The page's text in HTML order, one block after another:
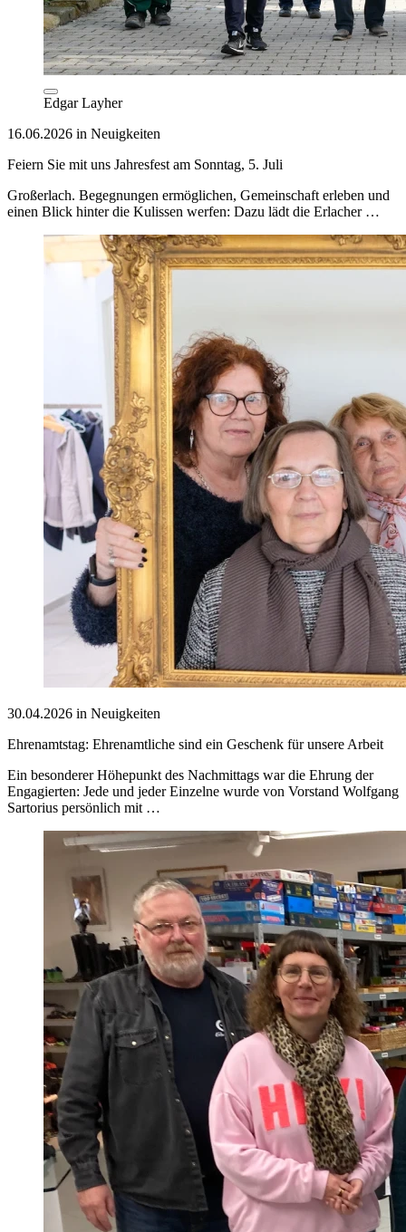
Edgar Layher
16.06.2026 in Neuigkeiten
Feiern Sie mit uns Jahresfest am Sonntag, 5. Juli
Großerlach. Begegnungen ermöglichen, Gemeinschaft erleben und
einen Blick hinter die Kulissen werfen: Dazu lädt die Erlacher …
30.04.2026 in Neuigkeiten
Ehrenamtstag: Ehrenamtliche sind ein Geschenk für unsere Arbeit
Ein besonderer Höhepunkt des Nachmittags war die Ehrung der
Engagierten: Jede und jeder Einzelne wurde von Vorstand Wolfgang
Sartorius persönlich mit …